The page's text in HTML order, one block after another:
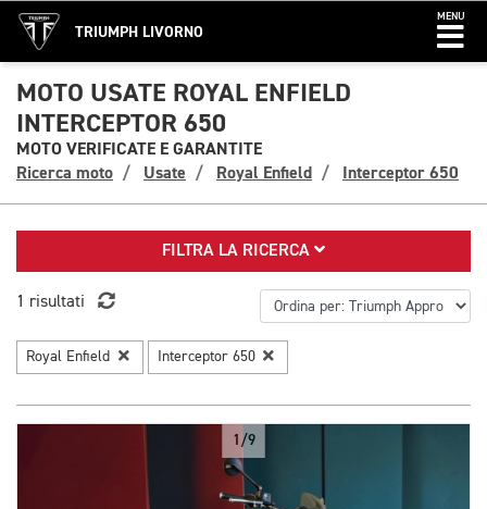
TRIUMPH LIVORNO
MENU
MOTO USATE ROYAL ENFIELD
INTERCEPTOR 650
MOTO VERIFICATE E GARANTITE
Ricerca moto
Usate Royal Enfield Interceptor 650
FILTRA LA RICERCA
1 risultati
Royal Enfield Interceptor 650
1/9